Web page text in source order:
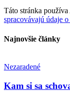
Táto stránka
spracovávajú údaje
Najnovšie články
Nezaradené
Kam si sa